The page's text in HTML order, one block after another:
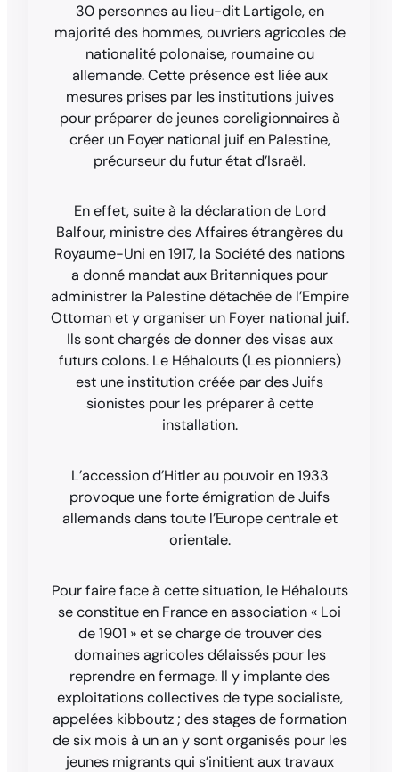
30 personnes au lieu-dit Lartigole, en
majorité des hommes, ouvriers agricoles de
nationalité polonaise, roumaine ou
allemande. Cette présence est liée aux
mesures prises par les institutions juives
pour préparer de jeunes coreligionnaires à
créer un Foyer national juif en Palestine,
précurseur du futur état d’Israël.
En effet, suite à la déclaration de Lord
Balfour, ministre des Affaires étrangères du
Royaume-Uni en 1917, la Société des nations
a donné mandat aux Britanniques pour
administrer la Palestine détachée de l’Empire
Ottoman et y organiser un Foyer national juif.
Ils sont chargés de donner des visas aux
futurs colons. Le Héhalouts (Les pionniers)
est une institution créée par des Juifs
sionistes pour les préparer à cette
installation.
L’accession d’Hitler au pouvoir en 1933
provoque une forte émigration de Juifs
allemands dans toute l’Europe centrale et
orientale.
Pour faire face à cette situation, le Héhalouts
se constitue en France en association « Loi
de 1901 » et se charge de trouver des
domaines agricoles délaissés pour les
reprendre en fermage. Il y implante des
exploitations collectives de type socialiste,
appelées kibboutz ; des stages de formation
de six mois à un an y sont organisés pour les
jeunes migrants qui s’initient aux travaux